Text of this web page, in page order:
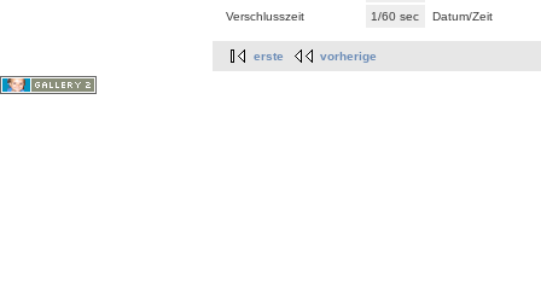
Verschlusszeit
1/60 sec Datum/Zeit
erste vorherige